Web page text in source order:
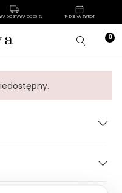
DOSTAWA OD 39 ZŁ 14 DNI NA ZWROT